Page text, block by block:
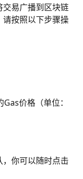
易广播到区块链
按照以下步骤操
价格（单位：
你可以随时点击